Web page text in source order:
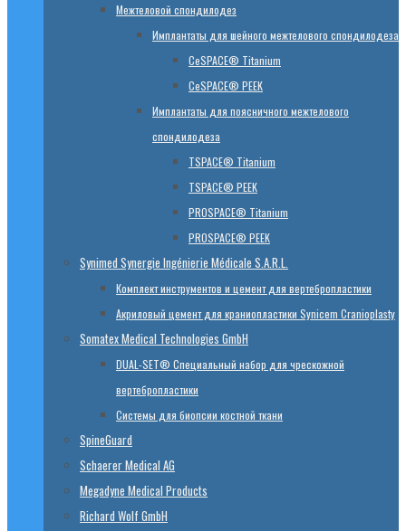
Межтеловой спондилодез
Имплантаты для шейного межтелового спондилодеза
CeSPACE® Titanium
CeSPACE® PEEK
Имплантаты для поясничного межтелового
спондилодеза
TSPACE® Titanium
TSPACE® PEEK
PROSPACE® Titanium
PROSPACE® PEEK
Synimed Synergie Ingénierie Médicale S.A.R.L.
Комплект инструментов и цемент для вертебропластики
Акриловый цемент для краниопластики Synicem Cranioplasty
Somatex Medical Technologies GmbH
DUAL-SET® Специальный набор для чрескожной
вертебропластики
Системы для биопсии костной ткани
SpineGuard
Schaerer Medical AG
Megadyne Medical Products
Richard Wolf GmbH